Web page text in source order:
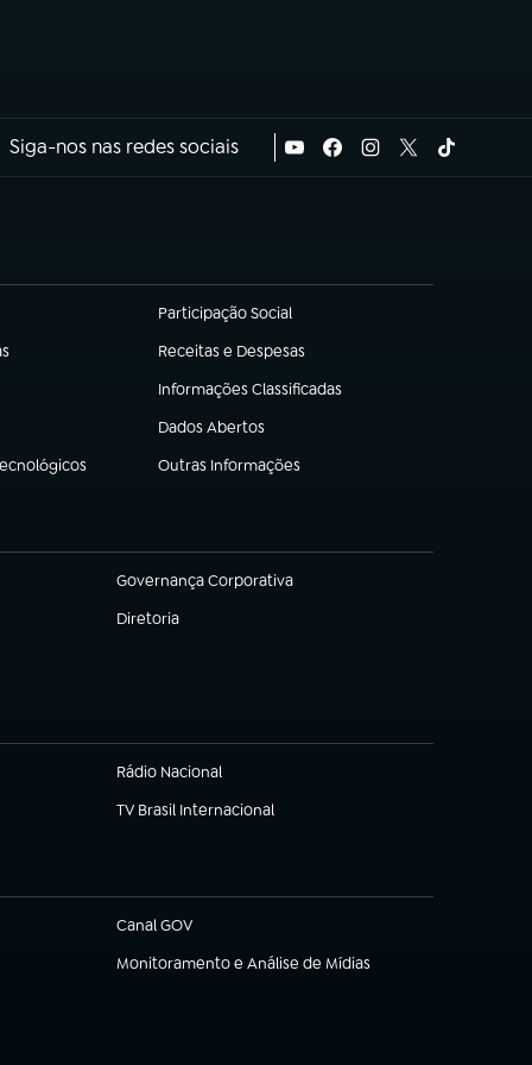
Siga-nos nas redes sociais
Participação Social
(abre em nova aba)
Receitas e Despesas
(abre em nova aba)
Informações Classificadas
(abre em nova aba)
Dados Abertos
(abre em nova aba)
Outras Informações
(abre em nova aba)
Governança Corporativa
(abre em nova aba)
Diretoria
(abre em nova aba)
Rádio Nacional
(abre em nova aba)
TV Brasil Internacional
(abre em nova aba)
Canal GOV
(abre em nova aba)
Monitoramento e Análise de Mídias
(abre em nova aba)